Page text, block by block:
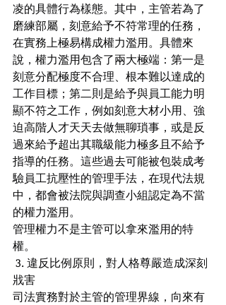
凌的具體行為樣態。其中，主管若為了
磨練部屬，刻意給予不符常理的任務，
在實務上極易構成權力濫用。具體來
說，權力濫用包含了兩大極端：第一是
刻意分配極度不合理、根本難以達成的
工作目標；第二則是給予與員工能力明
顯不符之工作，例如刻意大材小用、強
迫高階人才天天去做無聊瑣事，或是反
過來給予超出其職級能力極多且不給予
指導的任務。這些過去可能被包裝成考
驗員工抗壓性的管理手法，在現代法規
中，都會被法院與調查小組認定為不當
的權力濫用。
管理權力不是主管可以拿來濫用的特
權。
3. 違反比例原則，對人格尊嚴造成深刻
戕害
司法實務對於主管的管理界線，向來有